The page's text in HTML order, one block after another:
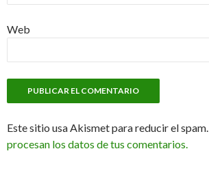
Web
Este sitio usa Akismet para reducir el spam.
procesan los datos de tus comentarios.